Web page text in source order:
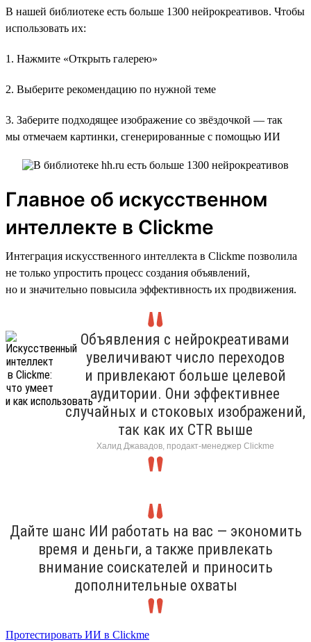
В нашей библиотеке есть больше 1300 нейрокреативов. Чтобы
использовать их:
1. Нажмите «Открыть галерею»
2. Выберите рекомендацию по нужной теме
3. Заберите подходящее изображение со звёздочкой — так
мы отмечаем картинки, сгенерированные с помощью ИИ
Главное об искусственном
интеллекте в Clickme
Интеграция искусственного интеллекта в Clickme позволила
не только упростить процесс создания объявлений,
но и значительно повысила эффективность их продвижения.
Объявления с нейрокреативами
увеличивают число переходов
и привлекают больше целевой
аудитории. Они эффективнее
случайных и стоковых изображений,
так как их CTR выше
Халид Джавадов, продакт-менеджер Clickme
Дайте шанс ИИ работать на вас — экономить
время и деньги, а также привлекать
внимание соискателей и приносить
дополнительные охваты
Протестировать ИИ в Clickme